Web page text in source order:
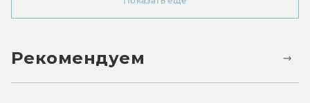
Рекомендуем